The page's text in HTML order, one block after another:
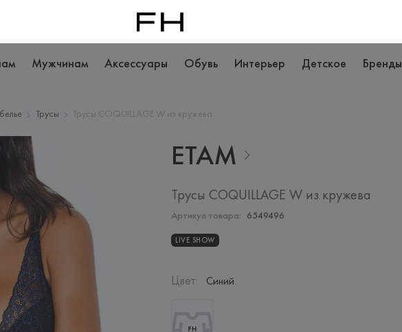
Мужчинам Аксессуары Обувь Интерьер Детское Бренды
Трусы Трусы COQUILLAGE W из кружева
ETAM
Трусы COQUILLAGE W из кружева
Артикул товара: 6549496
LIVE SHOW
Цвет: Синий